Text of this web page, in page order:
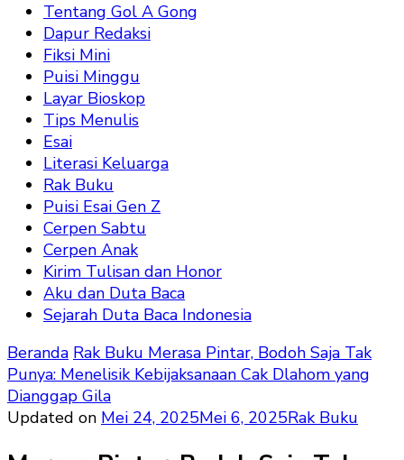
Tentang Gol A Gong
Dapur Redaksi
Fiksi Mini
Puisi Minggu
Layar Bioskop
Tips Menulis
Esai
Literasi Keluarga
Rak Buku
Puisi Esai Gen Z
Cerpen Sabtu
Cerpen Anak
Kirim Tulisan dan Honor
Aku dan Duta Baca
Sejarah Duta Baca Indonesia
Beranda Rak Buku Merasa Pintar, Bodoh Saja Tak
Punya: Menelisik Kebijaksanaan Cak Dlahom yang
Dianggap Gila
Updated on Mei 24, 2025Mei 6, 2025Rak Buku